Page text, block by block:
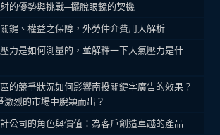
的優勢與挑戰─擺脫眼鏡的契機
鍵、權益之保障，外勞仲介費用大解析
力是如何測量的，並解釋一下大氣壓力是什
的競爭狀況如何影響南投關鍵字廣告的效果？
激烈的市場中脫穎而出？
公司的角色與價值：為客戶創造卓越的產品